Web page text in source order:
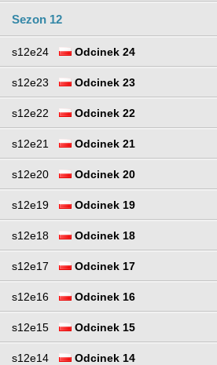
Sezon 12
s12e24 Odcinek 24
s12e23 Odcinek 23
s12e22 Odcinek 22
s12e21 Odcinek 21
s12e20 Odcinek 20
s12e19 Odcinek 19
s12e18 Odcinek 18
s12e17 Odcinek 17
s12e16 Odcinek 16
s12e15 Odcinek 15
s12e14 Odcinek 14